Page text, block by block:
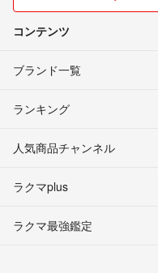
コンテンツ
ブランド一覧
ランキング
人気商品チャンネル
ラクマplus
ラクマ最強鑑定